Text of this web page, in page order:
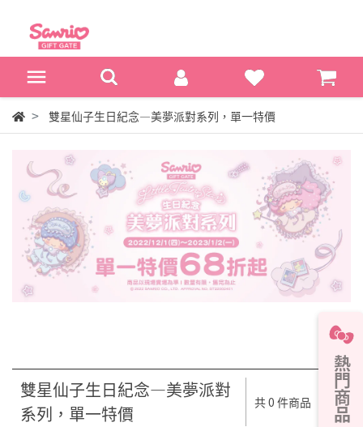
熱門商品
雙星仙子生日紀念—美夢派對系列，單一特價
雙星仙子生日紀念—美夢派對
系列，單一特價
共 0 件商品